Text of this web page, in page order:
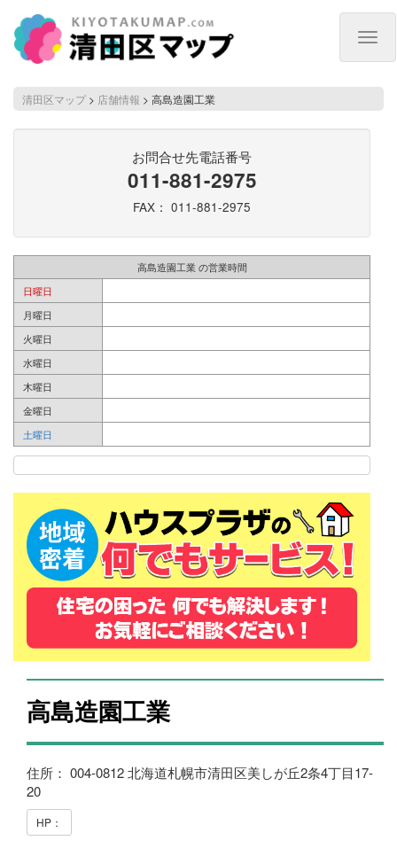
清田区マップ > 店舗情報 > 高島造園工業
お問合せ先電話番号
011-881-2975
FAX： 011-881-2975
高島造園工業 の営業時間
日曜日
月曜日
火曜日
水曜日
木曜日
金曜日
土曜日
高島造園工業
住所： 004-0812 北海道札幌市清田区美しが丘2条4丁目17-
20
HP：